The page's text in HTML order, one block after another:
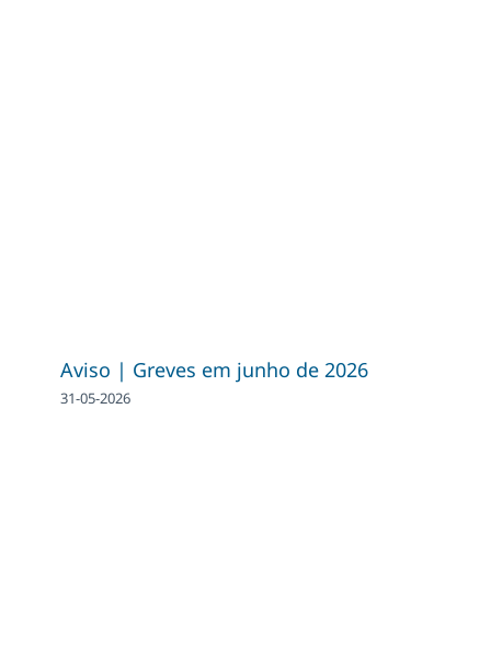
Aviso | Greves em junho de 2026
31-05-2026